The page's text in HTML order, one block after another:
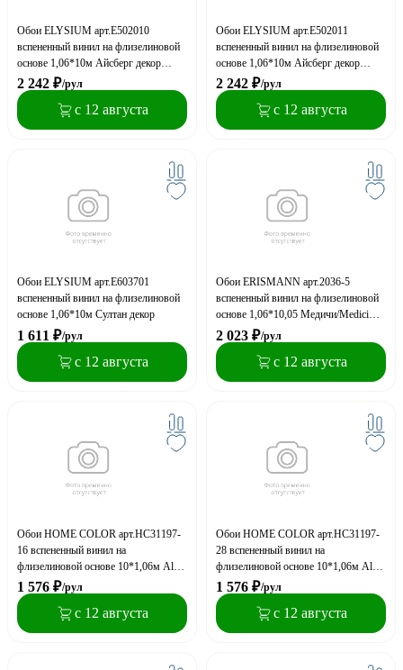
Обои ELYSIUM арт.Е502010
вспененный винил на флизелиновой
основе 1,06*10м Айсберг декор
(акция)
2 242 ₽/рул
с 12 августа
Обои ELYSIUM арт.Е502011
вспененный винил на флизелиновой
основе 1,06*10м Айсберг декор
(акция)
2 242 ₽/рул
с 12 августа
Обои ELYSIUM арт.Е603701
вспененный винил на флизелиновой
основе 1,06*10м Султан декор
1 611 ₽/рул
с 12 августа
Обои ERISMANN арт.2036-5
вспененный винил на флизелиновой
основе 1,06*10,05 Медичи/Medici
фон
2 023 ₽/рул
с 12 августа
Обои HOME COLOR арт.HC31197-
16 вспененный винил на
флизелиновой основе 10*1,06м Alba
декор
1 576 ₽/рул
с 12 августа
Обои HOME COLOR арт.HC31197-
28 вспененный винил на
флизелиновой основе 10*1,06м Alba
декор
1 576 ₽/рул
с 12 августа